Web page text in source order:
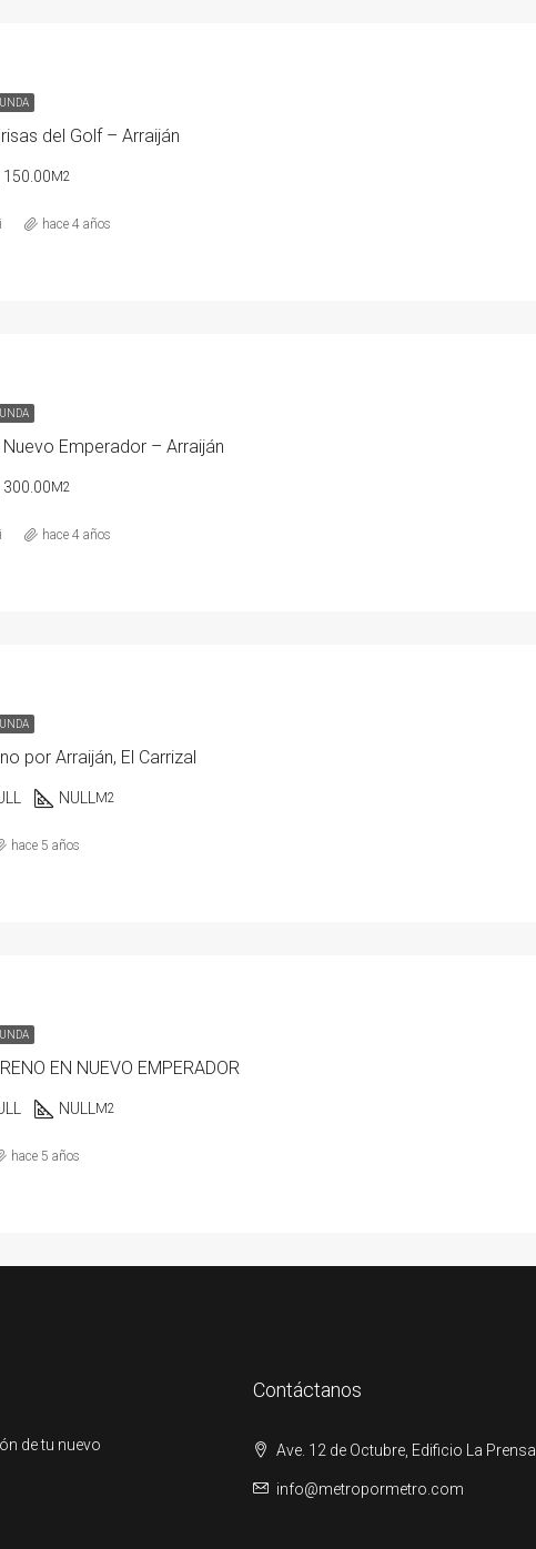
del Golf – Arraiján
150.00M2
hace 4 años
Emperador – Arraiján
300.00M2
hace 4 años
por Arraiján, El Carrizal
NULL M2
hace 5 años
EN NUEVO EMPERADOR
NULL M2
hace 5 años
de tu nuevo
Contáctanos
Ave. 12 de Octubre, Edificio La Prensa.
info@metropormetro.com